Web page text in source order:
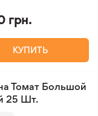
грн.
КУПИТЬ
Томат Большой
25 Шт.